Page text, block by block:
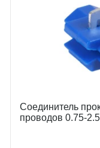
Соединитель
проводов 0.75-